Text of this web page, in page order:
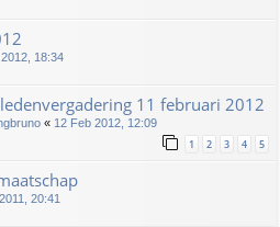
18:34
11 februari 2012
« 12 Feb 2012, 12:09
1 2 3 4 5
20:41